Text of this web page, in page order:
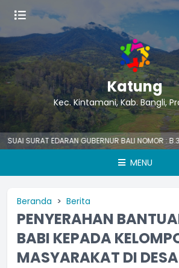
Katung
Kec. Kintamani, Kab. Bangli,
SURAT EDARAN GUBERNUR BALI NOMOR :
MENU
Beranda Berita
PENYERAHAN
BABI KEPADA
MASYARAKAT DI